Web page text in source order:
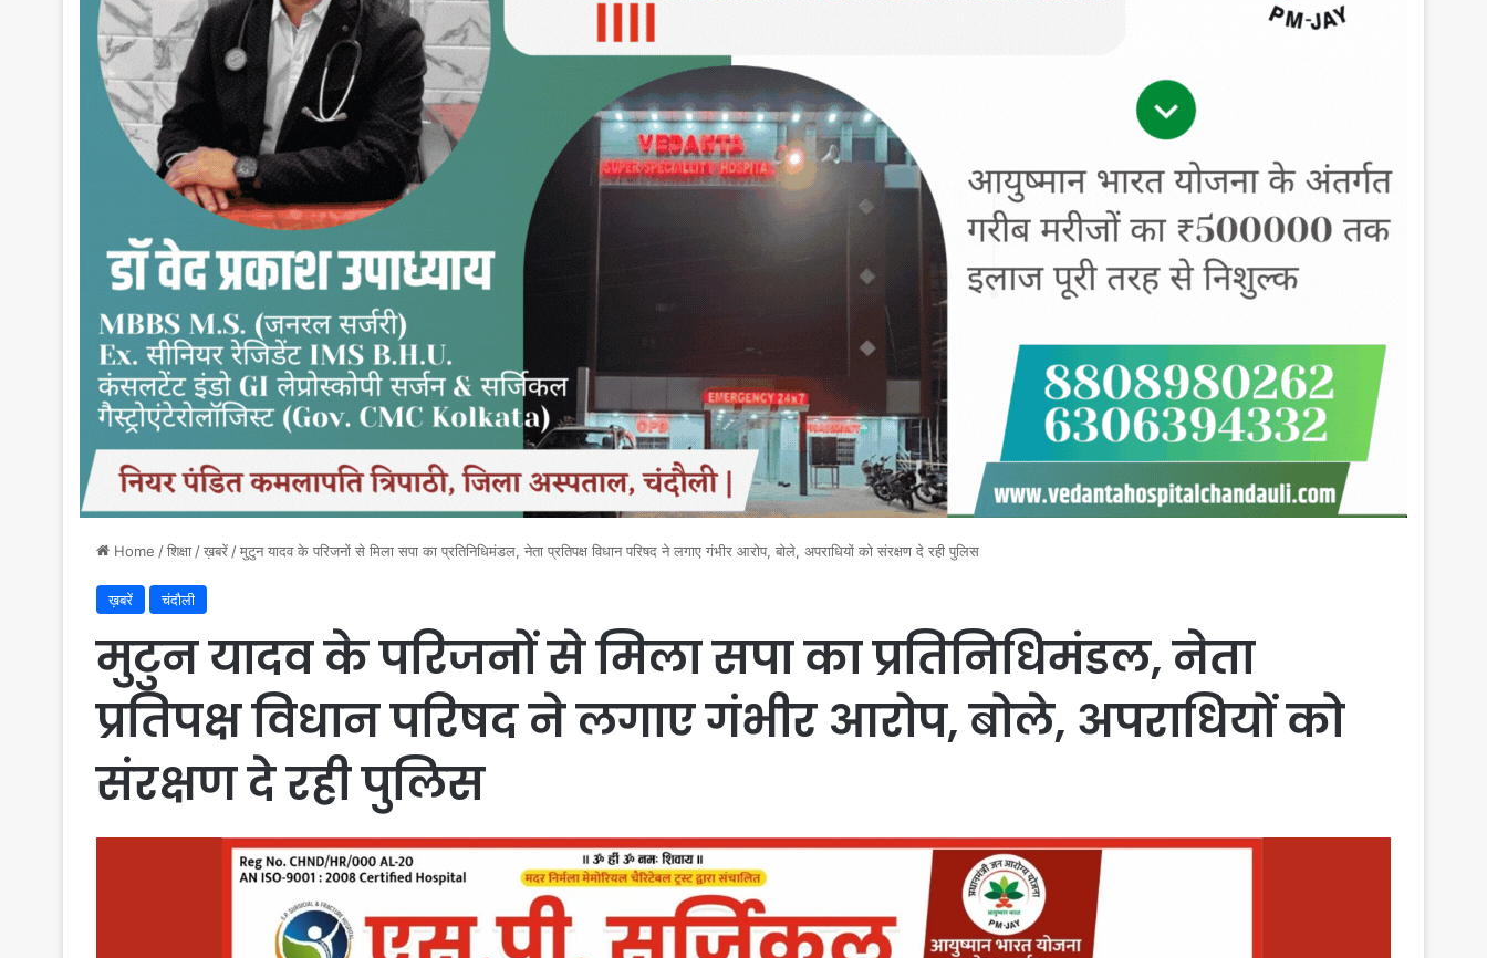
Home /शिक्षा /ख़बरें /मुटुन यादव के परिजनों से मिला सपा का प्रतिनिधिमंडल, नेता प्रतिपक्ष विधान परिषद ने लगाए गंभीर आरोप, बोले, अपराधियों को संरक्षण दे रही पुलिस
ख़बरें चंदौली
मुटुन यादव के परिजनों से मिला सपा का प्रतिनिधिमंडल, नेता
प्रतिपक्ष विधान परिषद ने लगाए गंभीर आरोप, बोले, अपराधियों को
संरक्षण दे रही पुलिस